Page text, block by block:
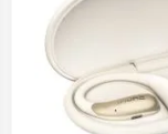
dokonale
súčasne